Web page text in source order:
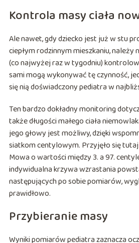
Kontrola masy ciała
Ale nawet, gdy dziecko jest już w stu
ciepłym rodzinnym mieszkaniu, należy
(co najwyżej raz w tygodniu)
sami mogą wykonywać tę czynność,
się nią doświadczony pediatra w
Ten bardzo dokładny monitoring
także długości małego ciała
jego głowy jest możliwy, dzięki
siatkom centylowym. Przyjęło się
Mowa o wartości między 3. a 97.
indywidualna krzywa wzrastania
następujących po sobie pomiarów,
prawidłowo.
Przybieranie masy
Wyniki pomiarów pediatra zaznacza